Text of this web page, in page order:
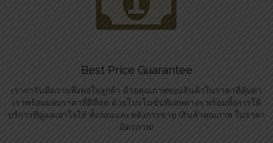
Best Price Guarantee
เราการันตีความพึงพอใจลูกค้า ด้วยคุณภาพของสินค้าในราคาที่คุ้มค่า
เราพร้อมมอบราคาที่ดีที่สุด ด้วยโปรโมชั่นพิเศษต่างๆ พร้อมทั้งการให้
บริการที่ดูแลเอาใจใส่ ทั้งก่อนและหลังการขาย (สินค้าคุณภาพ ในราคา
มิตรภาพ)